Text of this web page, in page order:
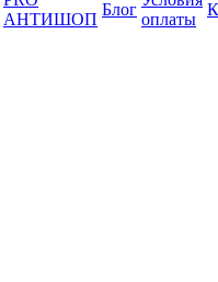
АНТИШОП
Блог
оплаты